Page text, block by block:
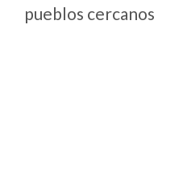
pueblos cercanos